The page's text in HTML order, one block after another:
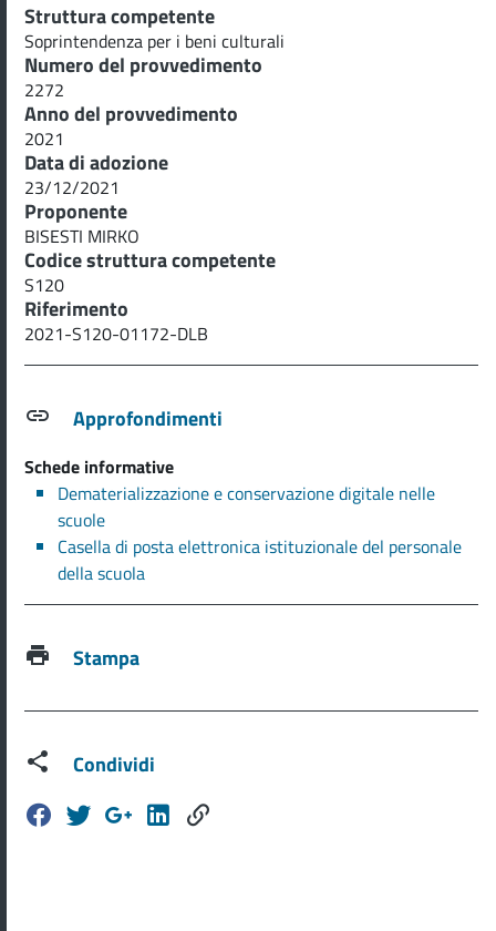
Struttura competente
Soprintendenza per i beni culturali
Numero del provvedimento
2272
Anno del provvedimento
2021
Data di adozione
23/12/2021
Proponente
BISESTI MIRKO
Codice struttura competente
S120
Riferimento
2021-S120-01172-DLB
Approfondimenti
Schede informative
Dematerializzazione e conservazione digitale nelle
scuole
Casella di posta elettronica istituzionale del personale
della scuola
Stampa
Condividi